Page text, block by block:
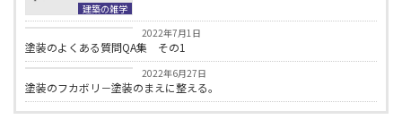
建築の雑学
建築の雑学
2022年7月1日
塗装のよくある質問QA集 その1
建築の雑学
2022年6月27日
塗装のフカボリ－塗装のまえに整える。